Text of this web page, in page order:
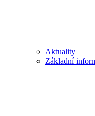
Aktuality
Základní